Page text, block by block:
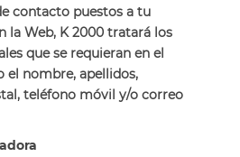
contacto puestos a tu
la Web, K 2000 tratará los
que se requieran en el
el nombre, apellidos,
teléfono móvil y/o correo